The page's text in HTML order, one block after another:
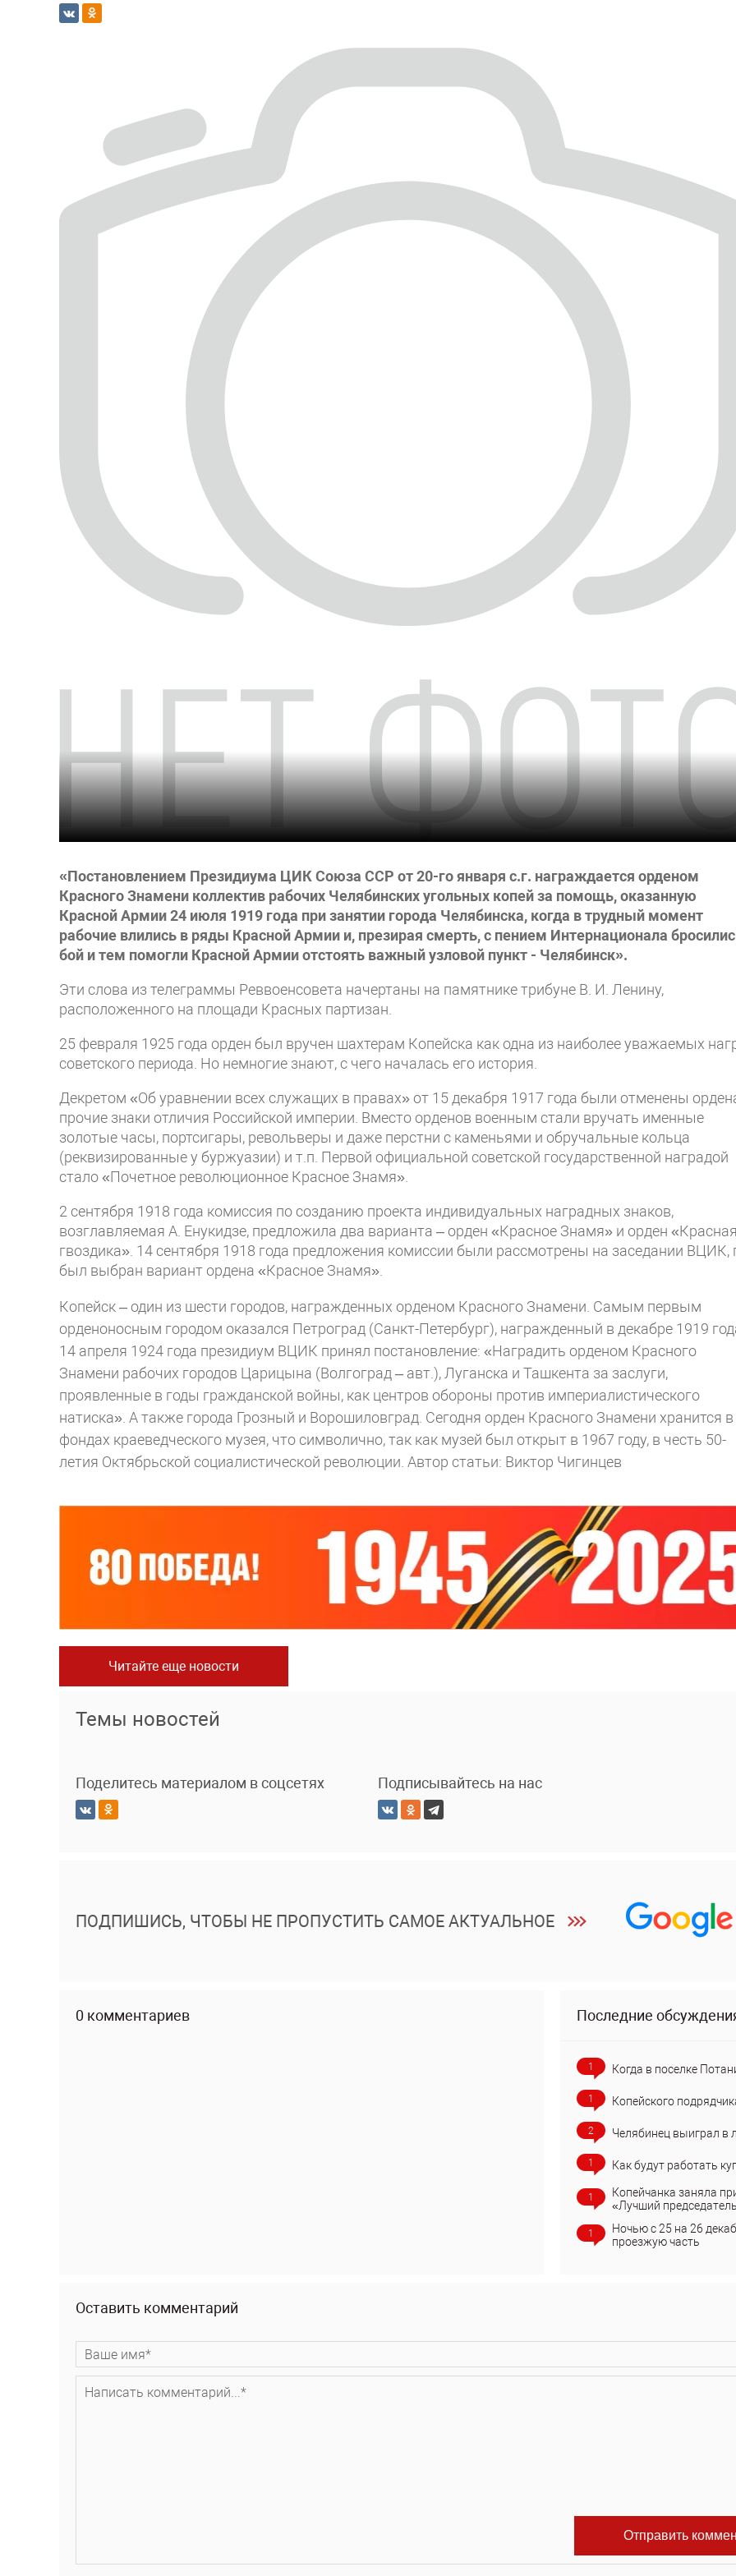
«Постановлением Президиума ЦИК Союза ССР от 20-го января с.г. награждается орденом
Красного Знамени коллектив рабочих Челябинских угольных копей за помощь, оказанную
Красной Армии 24 июля 1919 года при занятии города Челябинска, когда в трудный момент
рабочие влились в ряды Красной Армии и, презирая смерть, с пением Интернационала
бой и тем помогли Красной Армии отстоять важный узловой пункт - Челябинск».
Эти слова из телеграммы Реввоенсовета начертаны на памятнике трибуне В. И. Ленину,
расположенного на площади Красных партизан.
25 февраля 1925 года орден был вручен шахтерам Копейска как одна из наиболее уважаемых
советского периода. Но немногие знают, с чего началась его история.
Декретом «Об уравнении всех служащих в правах» от 15 декабря 1917 года были отменены
прочие знаки отличия Российской империи. Вместо орденов военным стали вручать именные
золотые часы, портсигары, револьверы и даже перстни с каменьями и обручальные кольца
(реквизированные у буржуазии) и т.п. Первой официальной советской государственной наградой
стало «Почетное революционное Красное Знамя».
2 сентября 1918 года комиссия по созданию проекта индивидуальных наградных знаков,
возглавляемая А. Енукидзе, предложила два варианта – орден «Красное Знамя» и орден «Красная
гвоздика». 14 сентября 1918 года предложения комиссии были рассмотрены на заседании ВЦИК,
был выбран вариант ордена «Красное Знамя».
Копейск – один из шести городов, награжденных орденом Красного Знамени. Самым первым
орденоносным городом оказался Петроград (Санкт-Петербург), награжденный в декабре 1919
14 апреля 1924 года президиум ВЦИК принял постановление: «Наградить орденом Красного
Знамени рабочих городов Царицына (Волгоград – авт.), Луганска и Ташкента за заслуги,
проявленные в годы гражданской войны, как центров обороны против империалистического
натиска». А также города Грозный и Ворошиловград. Сегодня орден Красного Знамени хранится в
фондах краеведческого музея, что символично, так как музей был открыт в 1967 году, в честь 50-
летия Октябрьской социалистической революции. Автор статьи: Виктор Чигинцев
Читайте еще новости
Темы новостей
Поделитесь материалом в соцсетях Подписывайтесь на нас
ПОДПИШИСЬ, ЧТОБЫ НЕ ПРОПУСТИТЬ САМОЕ АКТУАЛЬНОЕ
0 комментариев Последние
1 Когда в поселке
1 Копейского
2 Челябинец выиграл в
1 Как будут работать
1
Копейчанка заняла
«Лучший
1
Ночью с 25 на 26
проезжую часть
Оставить комментарий